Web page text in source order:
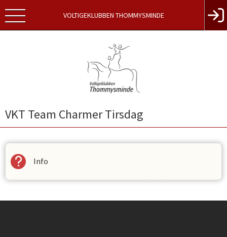
VOLTIGEKLUBBEN THOMMYSMINDE
VKT Team Charmer Tirsdag
Info